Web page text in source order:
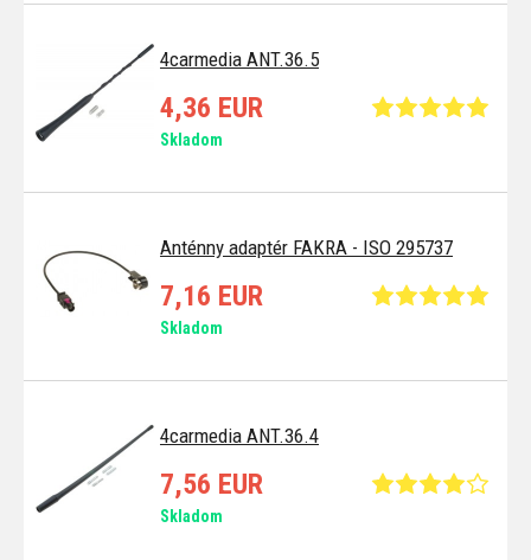
4carmedia ANT.36.5
4,36 EUR
Skladom
Anténny adaptér FAKRA - ISO 295737
7,16 EUR
Skladom
4carmedia ANT.36.4
7,56 EUR
Skladom